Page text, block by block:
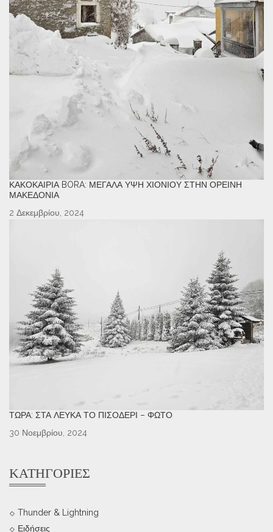
ΚΑΚΟΚΑΙΡΊΑ BORA: ΜΕΓΆΛΑ ΎΨΗ ΧΙΟΝΙΟΎ ΣΤΗΝ ΟΡΕΙΝΉ
ΜΑΚΕΔΟΝΊΑ
2 Δεκεμβρίου, 2024
ΤΏΡΑ: ΣΤΑ ΛΕΥΚΆ ΤΟ ΠΙΣΟΔΈΡΙ – ΦΩΤΌ
30 Νοεμβρίου, 2024
ΚΑΤΗΓΟΡΊΕΣ
Thunder & Lightning
Ειδήσεις